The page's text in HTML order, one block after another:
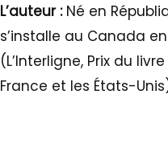
L’auteur :Né en
s’installe au Canada
(L’Interligne, Prix du
France et les États-